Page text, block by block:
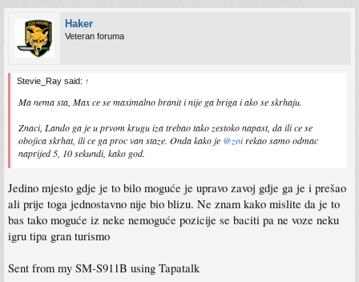
Haker
Veteran foruma
Stevie_Ray said: ↑
Ma nema sta, Max ce se maximalno branit i nije ga briga i ako se skrhaju.
Znaci, Lando ga je u prvom krugu iza trebao tako zestoko napast, da ili ce se
obojica skrhat, ili ce ga proc van staze. Onda kako je @zoirekao samo odmac
naprijed 5, 10 sekundi, kako god.
Jedino mjesto gdje je to bilo moguće je upravo zavoj gdje ga je i prešao
ali prije toga jednostavno nije bio blizu. Ne znam kako mislite da je to
bas tako moguće iz neke nemoguće pozicije se baciti pa ne voze neku
igru tipa gran turismo
Sent from my SM-S911B using Tapatalk